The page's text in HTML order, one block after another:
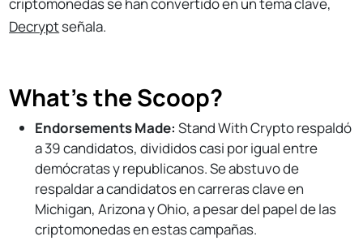
Decryptseñala.
What's the Scoop?
Endorsements Made: Stand With Crypto respaldó
a 39 candidatos, divididos casi por igual entre
demócratas y republicanos.Se abstuvo de
respaldar a candidatos en carreras clave en
Michigan, Arizona y Ohio, a pesar del papel de las
criptomonedas en estas campañas.